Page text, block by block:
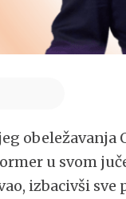
u svom
izbacivši